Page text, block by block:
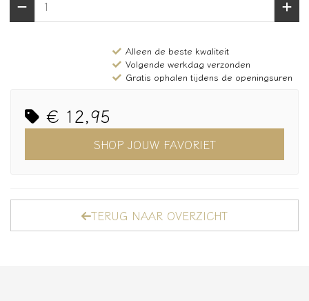
Alleen de beste kwaliteit
Volgende werkdag verzonden
Gratis ophalen tijdens de openingsuren
€ 12,95
SHOP JOUW FAVORIET
TERUG NAAR OVERZICHT